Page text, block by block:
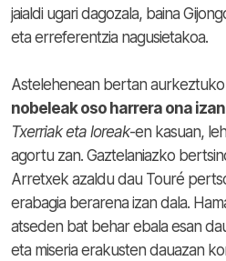
jaialdi ugari dagozala, baina
eta erreferentzia nagusietakoa.
Astelehenean bertan
nobeleak oso harrera ona
Txerriak eta loreak-en kasuan,
agortu zan. Gaztelaniazko
Arretxek azaldu dau Touré
erabagia berarena izan dala.
atseden bat behar ebala esan
eta miseria erakusten dauazan